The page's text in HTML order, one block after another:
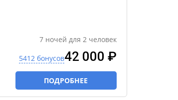
7 ночей для 2 человек
5412 бонусов42 000 ₽
ПОДРОБНЕЕ